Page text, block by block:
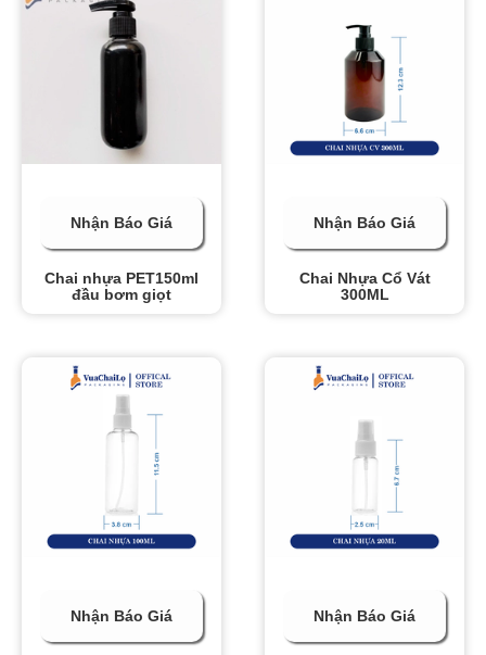
Nhận Báo Giá
Chai nhựa PET150ml
đầu bơm giọt
Nhận Báo Giá
Chai Nhựa Cổ Vát
300ML
Nhận Báo Giá Nhận Báo Giá